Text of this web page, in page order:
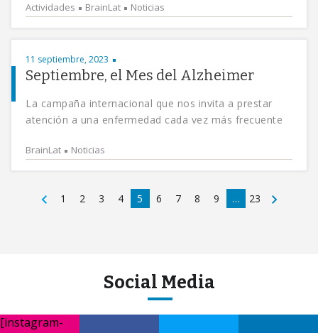
Actividades BrainLat Noticias
11 septiembre, 2023
Septiembre, el Mes del Alzheimer
La campaña internacional que nos invita a prestar
atención a una enfermedad cada vez más frecuente
BrainLat Noticias
1 2 3 4 5 6 7 8 9 … 23
Social Media
[instagram-